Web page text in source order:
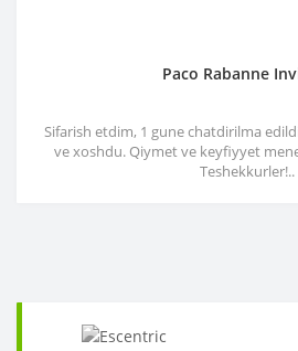
Paco Rabanne
Sifarish etdim, 1 gune chatdirilma
ve xoshdu. Qiymet ve keyfiyyet
Teshekkurler!..